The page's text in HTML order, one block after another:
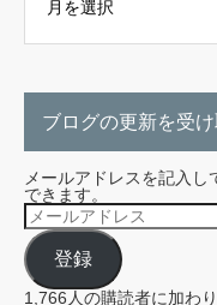
ブログの更新を受け
メールアドレスを記入
できます。
メ
ー
ル
ア
ド
レ
登録
1,766人の購読者に加わ